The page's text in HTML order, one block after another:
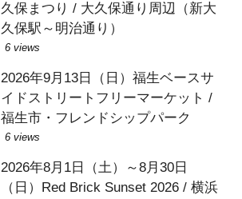
久保まつり / 大久保通り周辺（新大
久保駅～明治通り）
6 views
2026年9月13日（日）福生ベースサ
イドストリートフリーマーケット /
福生市・フレンドシップパーク
6 views
2026年8月1日（土）～8月30日
（日）Red Brick Sunset 2026 / 横浜